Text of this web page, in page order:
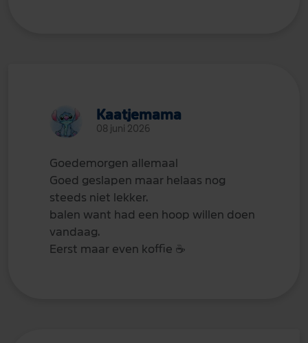
Kaatjemama
08 juni 2026
Goedemorgen allemaal
Goed geslapen maar helaas nog
steeds niet lekker.
balen want had een hoop willen doen
vandaag.
Eerst maar even koffie ☕